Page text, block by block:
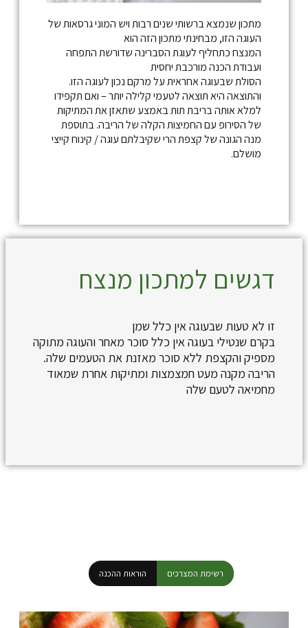
מתכון שנמצא ברשותי שנים רבות ויש המוני גרסאות של
העוגה הזו, מבחינתי מתכון הזה הוא
המנצח כתחליף לעוגת הסברינה שדורשת התפחה
ועבודת הכנה מורכבת יחסית
הסולת שבעוגה אחראית על מרקם נכון לעוגה הזו.
והתוצאה היא תוצאה לטעמי קלילה יותר – ואם תקפידו
למלא אותה בריבת תות באמצע שתאזן את המתיקות
של הסירופ עם החמיצות הקלה של הריבה. בתוספת
מנה הגונה של קצפת הרי שקיבלתם עוגה / קינוח קייצי
מושלם.
דגשים למתכון מנצח
זו לא טעות שבעוגה אין כלל שמן
בקרם שנטילי בעוגה אין כלל סוכר מאחר והעוגה מתוקה
מספיק והקצפת ללא סוכר מאזנת את הטעמים שלה.
הריבה מקנה מעט חמצמצות ומתיקות אחרת שמאוד
מחמיאה לטעם שלה
רשימת המצרכים הוראות ההכנה